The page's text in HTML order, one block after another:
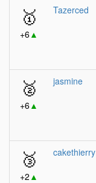
🥇
+6▲
Tazerced
🥈
+6▲
jasmine
🥉
+2 ▲
cakethierry